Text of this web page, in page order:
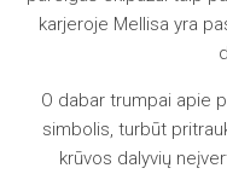
karjeroje Mellisa yra
O dabar trumpai apie
simbolis, turbūt
krūvos dalyvių